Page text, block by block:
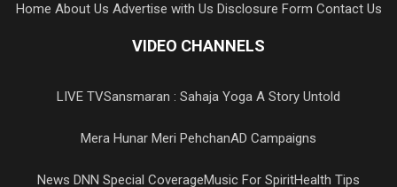
Home About Us Advertise with Us Disclosure Form Contact Us
VIDEO CHANNELS
LIVE TVSansmaran : Sahaja Yoga A Story Untold
Mera Hunar Meri PehchanAD Campaigns
News DNN Special CoverageMusic For SpiritHealth Tips